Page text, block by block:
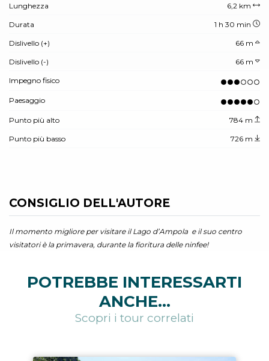
Lunghezza 6,2 km
Durata 1 h 30 min
Dislivello (+) 66 m
Dislivello (-) 66 m
Impegno fisico
Paesaggio
Punto più alto 784 m
Punto più basso 726 m
CONSIGLIO DELL'AUTORE
Il momento migliore per visitare il Lago d’Ampola e il suo centro
visitatori è la primavera, durante la fioritura delle ninfee!
POTREBBE INTERESSARTI
ANCHE...
Scopri i tour correlati